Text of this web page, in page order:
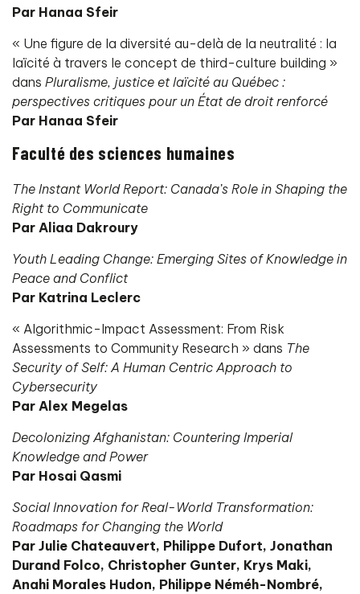
Par Hanaa Sfeir
« Une figure de la diversité au-delà de la neutralité : la
laïcité à travers le concept de third-culture building »
dans Pluralisme, justice et laïcité au Québec :
perspectives critiques pour un État de droit renforcé
Par Hanaa Sfeir
Faculté des sciences humaines
The Instant World Report: Canada’s Role in Shaping the
Right to Communicate
Par Aliaa Dakroury
Youth Leading Change: Emerging Sites of Knowledge in
Peace and Conflict
Par Katrina Leclerc
« Algorithmic-Impact Assessment: From Risk
Assessments to Community Research » dans The
Security of Self: A Human Centric Approach to
Cybersecurity
Par Alex Megelas
Decolonizing Afghanistan: Countering Imperial
Knowledge and Power
Par Hosai Qasmi
Social Innovation for Real-World Transformation:
Roadmaps for Changing the World
Par Julie Chateauvert, Philippe Dufort, Jonathan
Durand Folco, Christopher Gunter, Krys Maki,
Anahi Morales Hudon, Philippe Néméh-Nombré,